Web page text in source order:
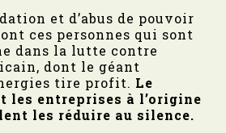
et d’abus de pouvoir
ces personnes qui sont
dans la lutte contre
dont le géant
tire profit. Le
les entreprises à l’origine
les réduire au silence.